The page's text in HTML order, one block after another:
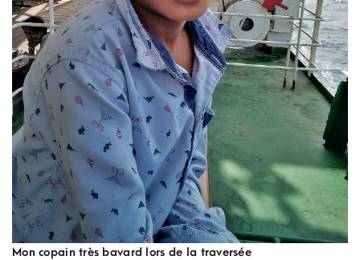
Mon copain très bavard lors de la traversée